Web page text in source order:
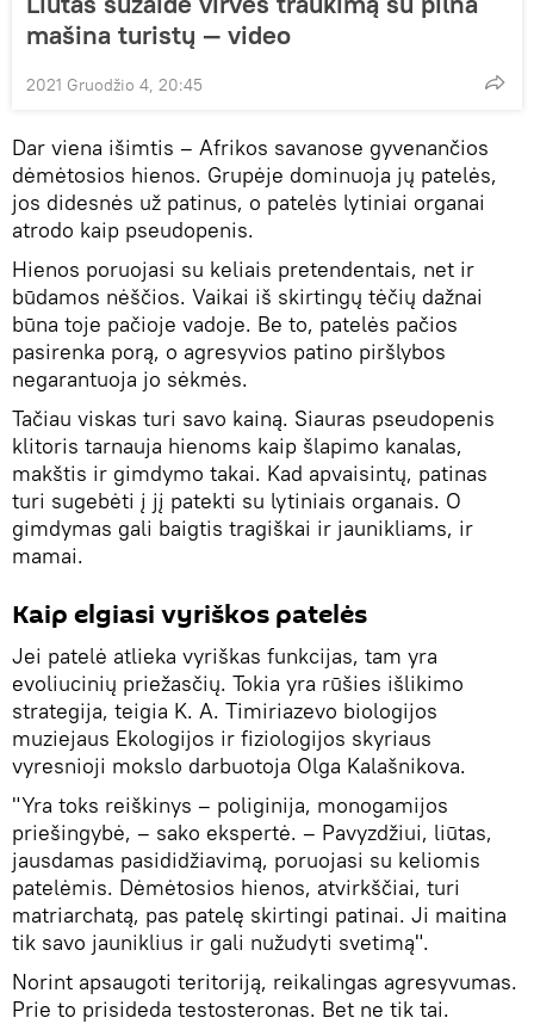
mašina turistų — video
2021 Gruodžio 4, 20:45
Dar viena išimtis – Afrikos savanose gyvenančios
dėmėtosios hienos. Grupėje dominuoja jų patelės,
jos didesnės už patinus, o patelės lytiniai organai
atrodo kaip pseudopenis.
Hienos poruojasi su keliais pretendentais, net ir
būdamos nėščios. Vaikai iš skirtingų tėčių dažnai
būna toje pačioje vadoje. Be to, patelės pačios
pasirenka porą, o agresyvios patino piršlybos
negarantuoja jo sėkmės.
Tačiau viskas turi savo kainą. Siauras pseudopenis
klitoris tarnauja hienoms kaip šlapimo kanalas,
makštis ir gimdymo takai. Kad apvaisintų, patinas
turi sugebėti į jį patekti su lytiniais organais. O
gimdymas gali baigtis tragiškai ir jaunikliams, ir
mamai.
Kaip elgiasi vyriškos patelės
Jei patelė atlieka vyriškas funkcijas, tam yra
evoliucinių priežasčių. Tokia yra rūšies išlikimo
strategija, teigia K. A. Timiriazevo biologijos
muziejaus Ekologijos ir fiziologijos skyriaus
vyresnioji mokslo darbuotoja Olga Kalašnikova.
"Yra toks reiškinys – poliginija, monogamijos
priešingybė, – sako ekspertė. – Pavyzdžiui, liūtas,
jausdamas pasididžiavimą, poruojasi su keliomis
patelėmis. Dėmėtosios hienos, atvirkščiai, turi
matriarchatą, pas patelę skirtingi patinai. Ji maitina
tik savo jauniklius ir gali nužudyti svetimą".
Norint apsaugoti teritoriją, reikalingas agresyvumas.
Prie to prisideda testosteronas. Bet ne tik tai.